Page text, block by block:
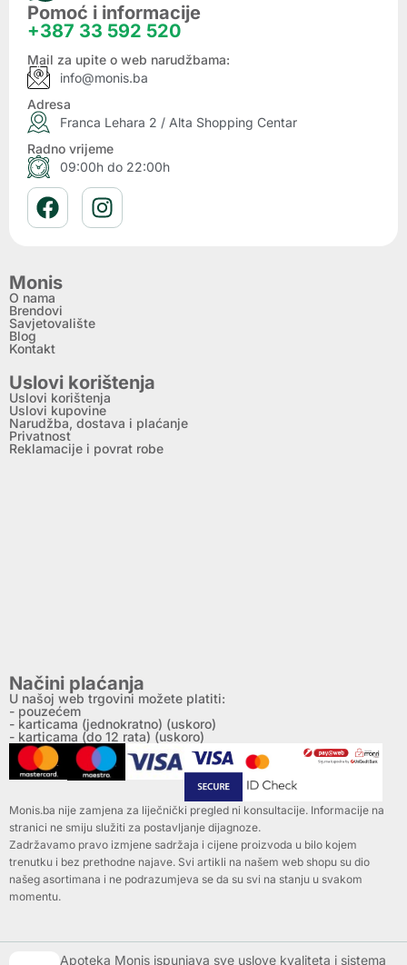
Pomoć i informacije
+387 33 592 520
Mail za upite o web narudžbama:
info@monis.ba
Adresa
Franca Lehara 2 / Alta Shopping Centar
Radno vrijeme
09:00h do 22:00h
Monis
O nama
Brendovi
Savjetovalište
Blog
Kontakt
Uslovi korištenja
Uslovi korištenja
Uslovi kupovine
Narudžba, dostava i plaćanje
Privatnost
Reklamacije i povrat robe
Načini plaćanja
U našoj web trgovini možete platiti:
- pouzećem
- karticama (jednokratno) (uskoro)
- karticama (do 12 rata) (uskoro)
Monis.ba nije zamjena za liječnički pregled ni konsultacije. Informacije na
stranici ne smiju služiti za postavljanje dijagnoze.
Zadržavamo pravo izmjene sadržaja i cijene proizvoda u bilo kojem
trenutku i bez prethodne najave. Svi artikli na našem web shopu su dio
našeg asortimana i ne podrazumjeva se da su svi na stanju u svakom
momentu.
Apoteka Monis ispunjava sve uslove kvaliteta i sistema